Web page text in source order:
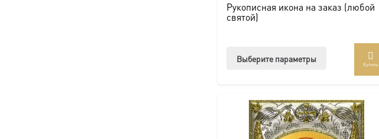
Рукописная икона на заказ (любой
святой)
Выберите параметры
вариаций.
Опции
Купить